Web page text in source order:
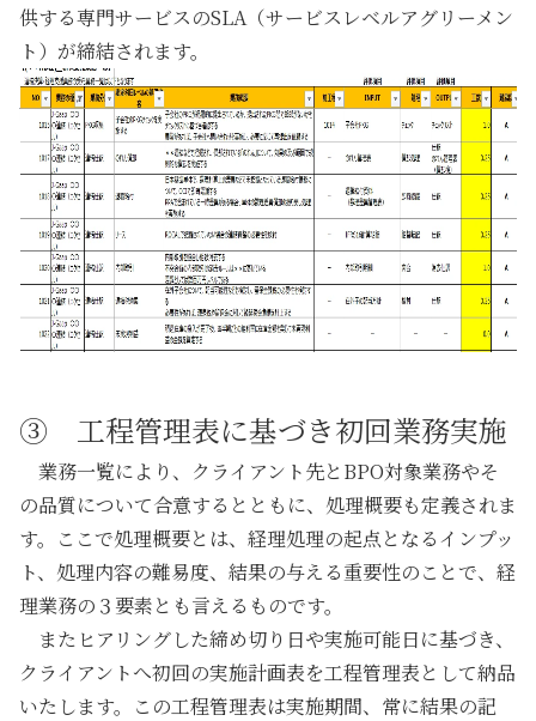
供する専門サービスのSLA（サービスレベルアグリーメン
ト）が締結されます。
③ 工程管理表に基づき初回業務実施
業務一覧により、クライアント先とBPO対象業務やそ
の品質について合意するとともに、処理概要も定義されま
す。ここで処理概要とは、 経理処理の起点となるインプッ
ト、処理内容の難易度、結果の与える重要性のことで、 経
理業務の３要素とも言えるものです。
またヒアリングした締め切り日や実施可能日に基づき、
クライアントへ初回の実施計画表を工程管理表として納品
いたします。この工程管理表は実施期間、常に結果の記